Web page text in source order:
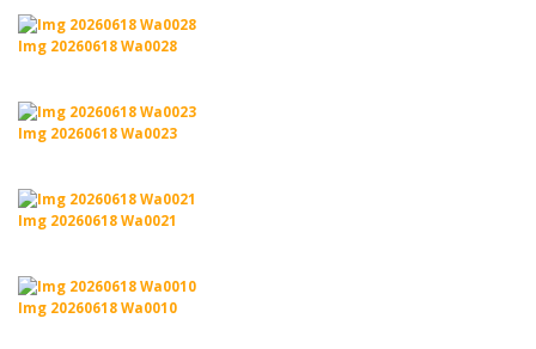
Img 20260618 Wa0028
Img 20260618 Wa0023
Img 20260618 Wa0021
Img 20260618 Wa0010